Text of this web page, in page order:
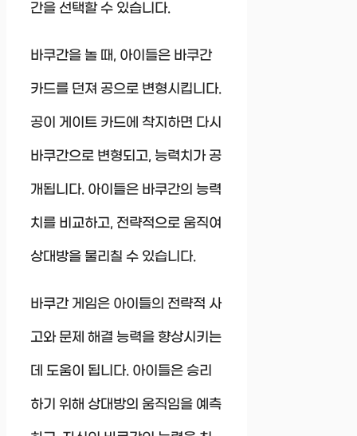
간을 선택할 수 있습니다.
바쿠간을 놀 때, 아이들은 바쿠간
카드를 던져 공으로 변형시킵니다.
공이 게이트 카드에 착지하면 다시
바쿠간으로 변형되고, 능력치가 공
개됩니다. 아이들은 바쿠간의 능력
치를 비교하고, 전략적으로 움직여
상대방을 물리칠 수 있습니다.
바쿠간 게임은 아이들의 전략적 사
고와 문제 해결 능력을 향상시키는
데 도움이 됩니다. 아이들은 승리
하기 위해 상대방의 움직임을 예측